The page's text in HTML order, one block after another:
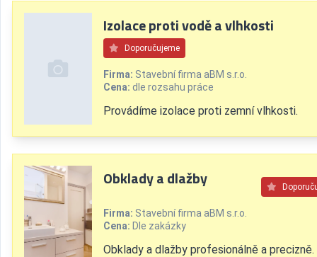
Izolace proti vodě a vlhkosti
Doporučujeme
Firma: Stavební firma aBM s.r.o.
Cena: dle rozsahu práce
Provádíme izolace proti zemní vlhkosti.
Obklady a dlažby
Firma: Stavební firma aBM s.r.o.
Cena: Dle zakázky
Obklady a dlažby profesionálně a precizně.